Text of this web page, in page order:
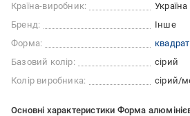
Країна-виробник:
Україна
Бренд:
Інше
Форма:
Базовий колір:
сірий
Колір виробника:
сірий/
Основні характеристики Форма